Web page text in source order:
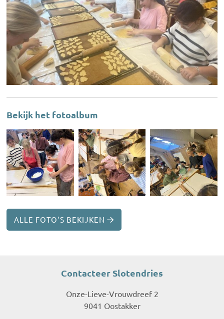
Bekijk het fotoalbum
ALLE FOTO'S BEKIJKEN
Contacteer Slotendries
Onze-Lieve-Vrouwdreef 2
9041 Oostakker